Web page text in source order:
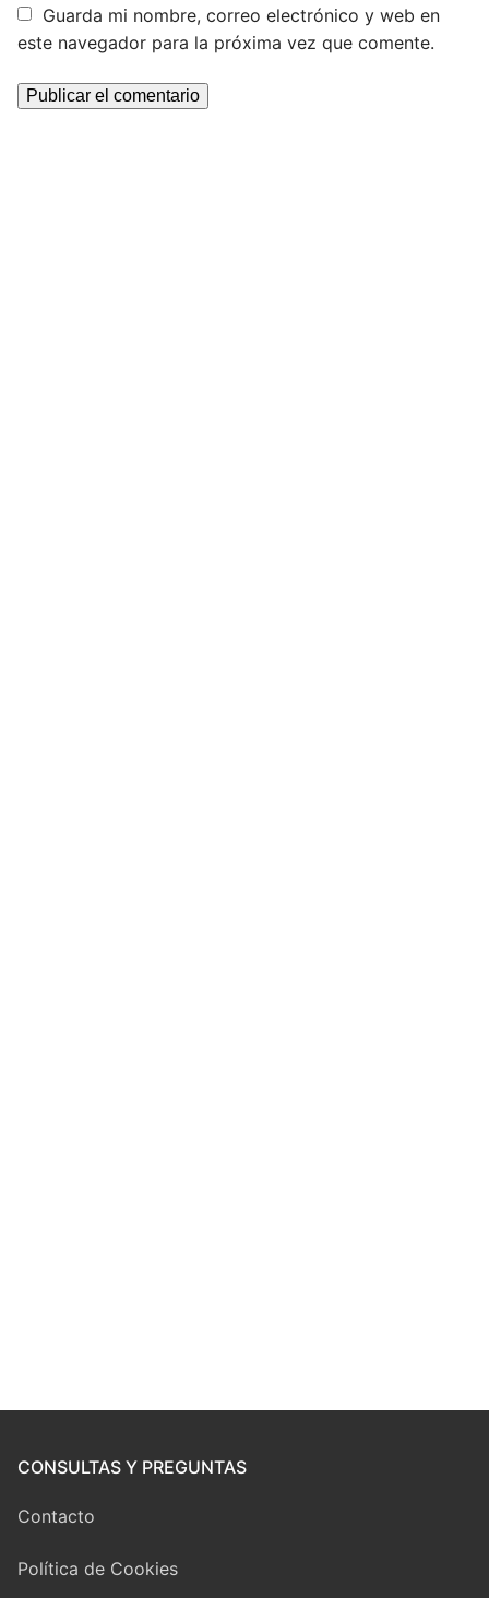
Guarda mi nombre, correo electrónico y web en
este navegador para la próxima vez que comente.
CONSULTAS Y PREGUNTAS
Contacto
Política de Cookies